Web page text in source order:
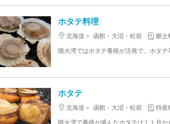
ホタテ料理
北海道 函館・大沼・松前
郷土
ホタテ
北海道 函館・大沼・松前
特産